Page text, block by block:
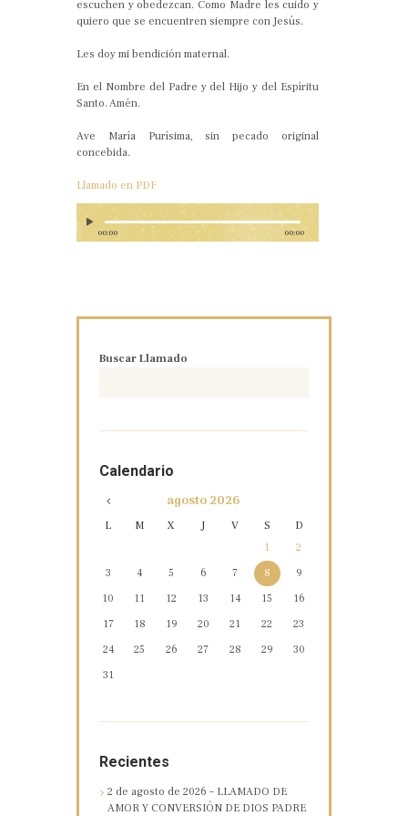
escuchen y obedezcan. Como Madre les cuido y
quiero que se encuentren siempre con Jesús.
Les doy mi bendición maternal.
En el Nombre del Padre y del Hijo y del Espíritu
Santo. Amén.
Ave María Purísima, sin pecado original
concebida.
Llamado en PDF
00:00 00:00
Buscar Llamado
Calendario
agosto2026
L M X J V S
D
1
2
3
4 5 6 7 8
9
10
11 12 13 14 15
16
17
18 19 20 21 22
23
24
25 26 27 28 29
30
31
Recientes
2 de agosto de 2026 – LLAMADO DE
AMOR Y CONVERSIÓN DE DIOS PADRE